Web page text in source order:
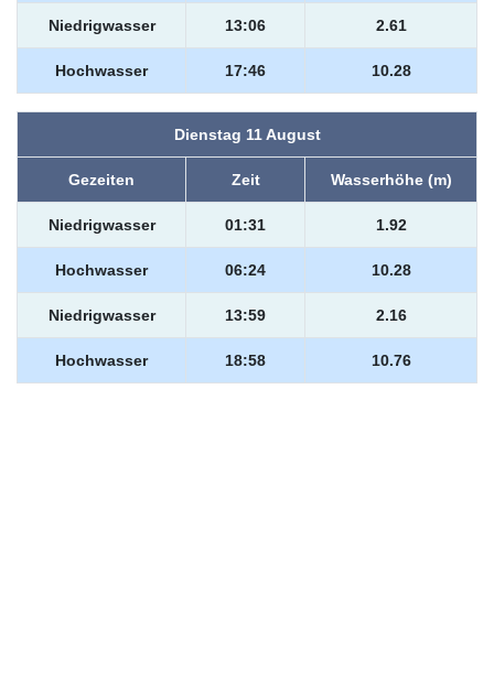
Niedrigwasser 13:06 2.61
Hochwasser 17:46 10.28
Dienstag 11 August
Gezeiten Zeit Wasserhöhe (m)
Niedrigwasser 01:31 1.92
Hochwasser 06:24 10.28
Niedrigwasser 13:59 2.16
Hochwasser 18:58 10.76